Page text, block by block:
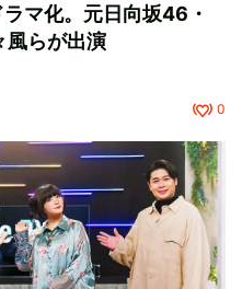
ラマ化。元日向坂46・
風らが出演
0